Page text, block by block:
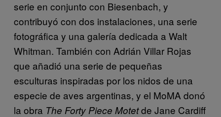
serie en conjunto con Biesenbach, y
contribuyó con dos instalaciones, una serie
fotográfica y una galería dedicada a Walt
Whitman. También con Adrián Villar Rojas
que añadió una serie de pequeñas
esculturas inspiradas por los nidos de una
especie de aves argentinas, y el MoMA donó
la obra The Forty Piece Motetde Jane Cardiff